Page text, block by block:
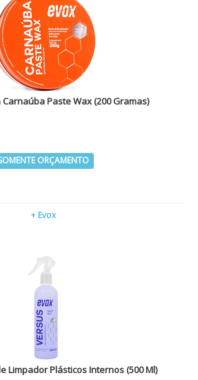
Paste Wax (200 Gramas)
ORÇAMENTO
+ Evox
Limpador Plásticos Internos (500 Ml)